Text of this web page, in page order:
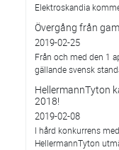
Elektroskandia
Övergång från
2019-02-25
Från och med den 1
gällande svensk
HellermannTyton
2018!
2019-02-08
I hård konkurrens
HellermannTyton